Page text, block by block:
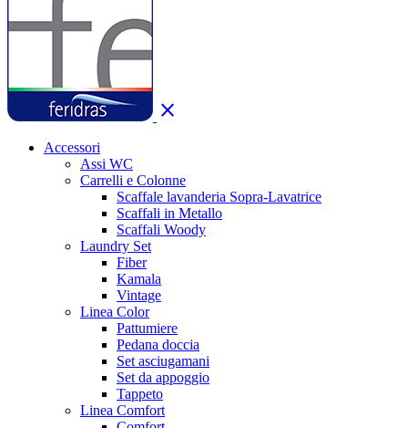
close
Accessori
Assi WC
Carrelli e Colonne
Scaffale lavanderia Sopra-Lavatrice
Scaffali in Metallo
Scaffali Woody
Laundry Set
Fiber
Kamala
Vintage
Linea Color
Pattumiere
Pedana doccia
Set asciugamani
Set da appoggio
Tappeto
Linea Comfort